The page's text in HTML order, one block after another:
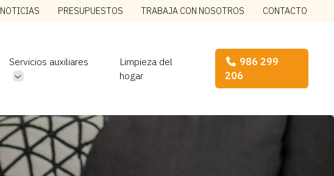
NOTICIAS PRESUPUESTOS TRABAJA CON NOSOTROS CONTACTO
Servicios auxiliares
Limpieza del
hogar
986 299
206